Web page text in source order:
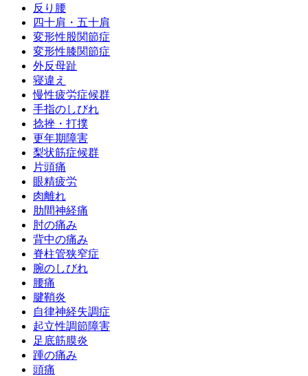
反り腰
四十肩・五十肩
変形性股関節症
変形性膝関節症
外反母趾
寝違え
慢性疲労症候群
手指のしびれ
捻挫・打撲
更年期障害
梨状筋症候群
片頭痛
眼精疲労
肉離れ
肋間神経痛
肘の痛み
背中の痛み
脊柱管狭窄症
腕のしびれ
腰痛
腱鞘炎
自律神経失調症
起立性調節障害
足底筋膜炎
踵の痛み
頭痛